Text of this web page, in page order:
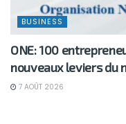
BUSINESS
ONE: 100
nouveaux leviers du
7 AOÛT 2026